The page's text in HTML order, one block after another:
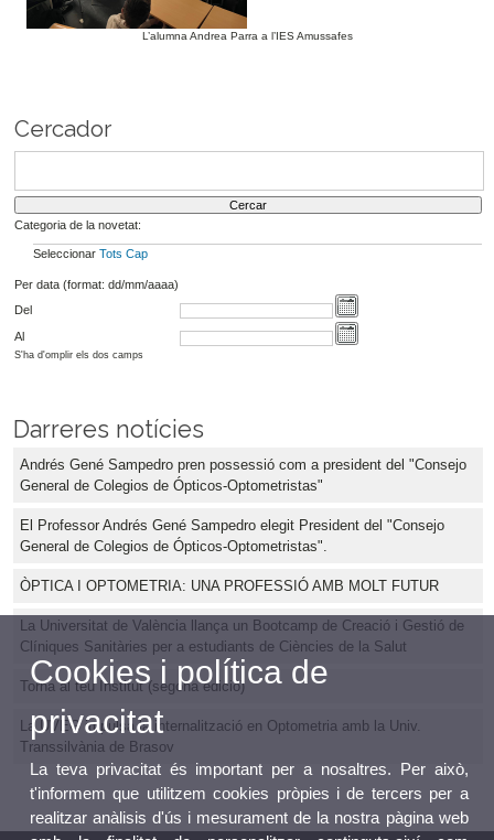
L’alumna Andrea Parra a l’IES Amussafes
Cercador
Categoria de la novetat:
Seleccionar Tots Cap
Per data (format: dd/mm/aaaa)
Del
Al
S'ha d'omplir els dos camps
Darreres notícies
Andrés Gené Sampedro pren possessió com a president del "Consejo
General de Colegios de Ópticos-Optometristas"
El Professor Andrés Gené Sampedro elegit President del "Consejo
General de Colegios de Ópticos-Optometristas".
ÒPTICA I OPTOMETRIA: UNA PROFESSIÓ AMB MOLT FUTUR
La Universitat de València llança un Bootcamp de Creació i Gestió de
Clíniques Sanitàries per a estudiants de Ciències de la Salut
Torna al teu Institut (segona edició)
La UVEG impulsa la internalització en Optometria amb la Univ.
Transsilvània de Brasov
Cookies i política de
privacitat
La teva privacitat és important per a nosaltres. Per això,
t'informem que utilitzem cookies pròpies i de tercers per a
realitzar anàlisis d'ús i mesurament de la nostra pàgina web